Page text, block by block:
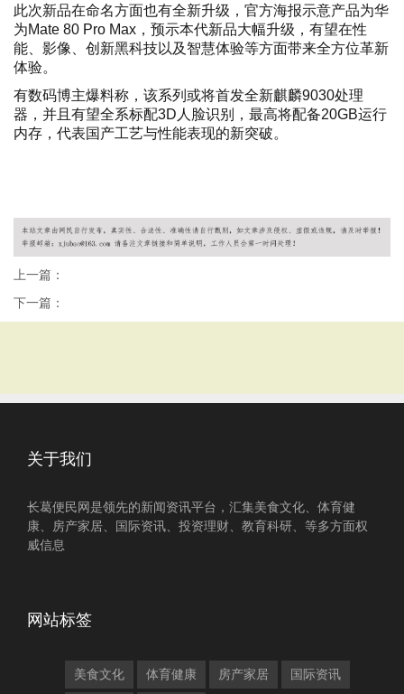
此次新品在命名方面也有全新升级，官方海报示意产品为华
为Mate 80 Pro Max，预示本代新品大幅升级，有望在性
能、影像、创新黑科技以及智慧体验等方面带来全方位革新
体验。
有数码博主爆料称，该系列或将首发全新麒麟9030处理
器，并且有望全系标配3D人脸识别，最高将配备20GB运行
内存，代表国产工艺与性能表现的新突破。
上一篇：
下一篇：
关于我们
长葛便民网是领先的新闻资讯平台，汇集美食文化、体育健
康、房产家居、国际资讯、投资理财、教育科研、等多方面权
威信息
网站标签
美食文化 体育健康 房产家居 国际资讯